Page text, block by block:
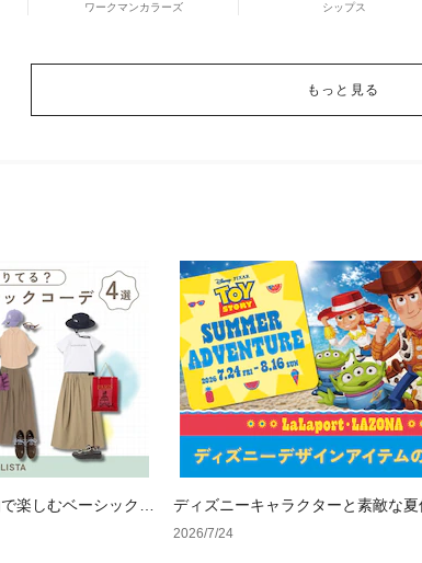
ワークマンカラーズ
シップス
もっと見る
楽しむベーシックコ
ディズニーキャラクターと素敵な夏
&人気アイテム特集
2026/7/24